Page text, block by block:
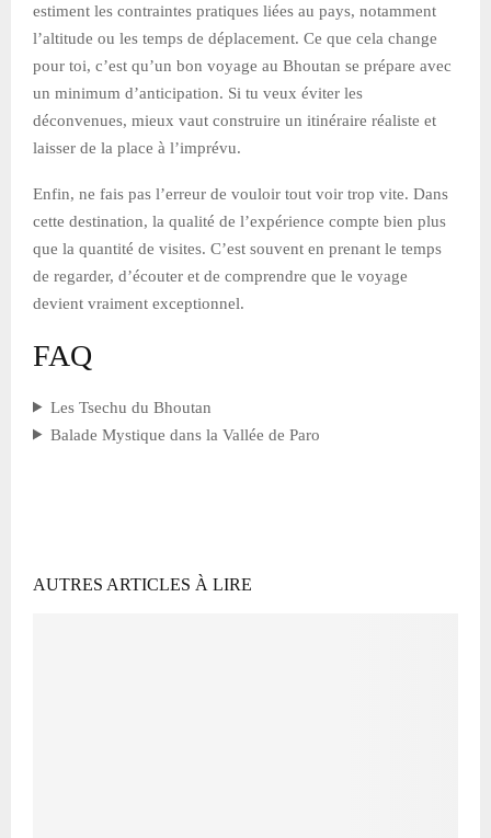
estiment les contraintes pratiques liées au pays, notamment
l’altitude ou les temps de déplacement. Ce que cela change
pour toi, c’est qu’un bon voyage au Bhoutan se prépare avec
un minimum d’anticipation. Si tu veux éviter les
déconvenues, mieux vaut construire un itinéraire réaliste et
laisser de la place à l’imprévu.
Enfin, ne fais pas l’erreur de vouloir tout voir trop vite. Dans
cette destination, la qualité de l’expérience compte bien plus
que la quantité de visites. C’est souvent en prenant le temps
de regarder, d’écouter et de comprendre que le voyage
devient vraiment exceptionnel.
FAQ
Les Tsechu du Bhoutan
Balade Mystique dans la Vallée de Paro
AUTRES ARTICLES À LIRE